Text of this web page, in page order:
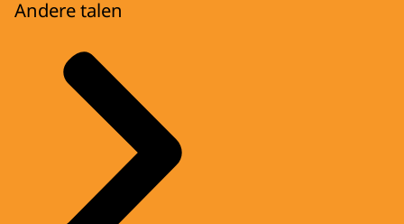
Andere talen